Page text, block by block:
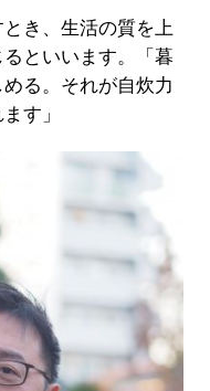
き、生活の質を上
といいます。「暮
る。それが自炊力
す」